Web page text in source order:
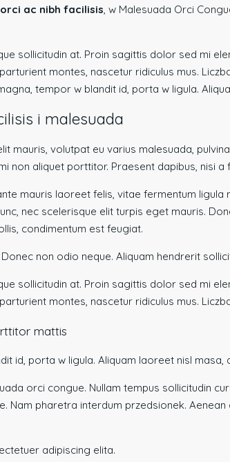
ac nibh facilisis , w Malesuada Orci
sollicitudin at. Proin sagittis dolor sed mi
montes, nascetur ridiculus mus.
tempor w blandit id, porta w ligula.
i malesuada
mauris, volutpat eu varius malesuada,
non aliquet porttitor. Praesent dapibus, nisi
mauris laoreet felis, vitae fermentum
nec scelerisque elit turpis eget mauris.
condimentum est feugiat.
non odio neque. Aliquam hendrerit
sollicitudin at. Proin sagittis dolor sed mi
montes, nascetur ridiculus mus.
mattis
id, porta w ligula. Aliquam laoreet nisl
orci congue. Nullam tempus sollicitudin
Nam pharetra interdum przedsionek.
adipiscing elita.